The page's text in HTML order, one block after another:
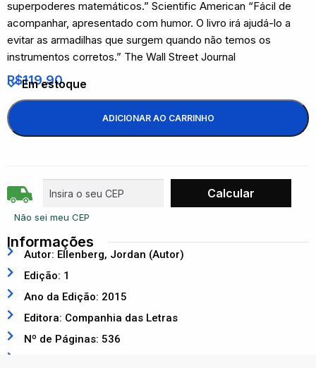
superpoderes matemáticos.” Scientific American “Fácil de
acompanhar, apresentado com humor. O livro irá ajudá-lo a
evitar as armadilhas que surgem quando não temos os
instrumentos corretos.” The Wall Street Journal
R$119,90
Em estoque
ADICIONAR AO CARRINHO
Não sei meu CEP
Informações
Autor: Ellenberg, Jordan (Autor)
Edição: 1
Ano da Edição: 2015
Editora: Companhia das Letras
Nº de Páginas: 536